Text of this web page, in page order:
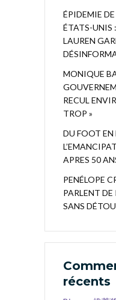
ÉPIDEMIE
ÉTATS-UNIS
LAUREN
MONIQUE
RECUL
TROP »
DU FOOT
APRES 50
PENÉLOPE
PARLENT
SANS
récents